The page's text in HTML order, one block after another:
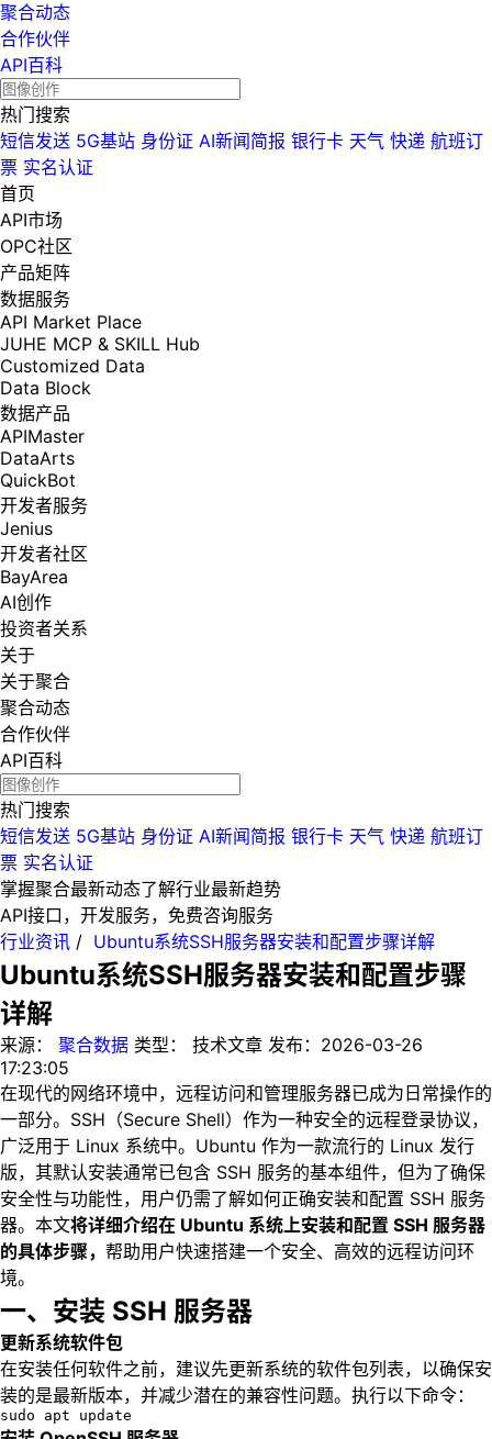
聚合动态
合作伙伴
API百科
热门搜索
短信发送 5G基站 身份证 AI新闻简报 银行卡 天气 快递 航班订
票 实名认证
首页
API市场
OPC社区
产品矩阵
数据服务
API Market Place
JUHE MCP & SKILL Hub
Customized Data
Data Block
数据产品
APIMaster
DataArts
QuickBot
开发者服务
Jenius
开发者社区
BayArea
AI创作
投资者关系
关于
关于聚合
聚合动态
合作伙伴
API百科
热门搜索
短信发送 5G基站 身份证 AI新闻简报 银行卡 天气 快递 航班订
票 实名认证
掌握聚合最新动态了解行业最新趋势
API接口，开发服务，免费咨询服务
行业资讯 / Ubuntu系统SSH服务器安装和配置步骤详解
Ubuntu系统SSH服务器安装和配置步骤
详解
来源： 聚合数据 类型： 技术文章 发布： 2026-03-26
17:23:05
在现代的网络环境中，远程访问和管理服务器已成为日常操作的
一部分。SSH（Secure Shell）作为一种安全的远程登录协议，
广泛用于 Linux 系统中。Ubuntu 作为一款流行的 Linux 发行
版，其默认安装通常已包含 SSH 服务的基本组件，但为了确保
安全性与功能性，用户仍需了解如何正确安装和配置 SSH 服务
器。本文将详细介绍在 Ubuntu 系统上安装和配置 SSH 服务器
的具体步骤， 帮助用户快速搭建一个安全、高效的远程访问环
境。
一、安装 SSH 服务器
更新系统软件包
在安装任何软件之前，建议先更新系统的软件包列表，以确保安
装的是最新版本，并减少潜在的兼容性问题。执行以下命令：
sudo apt update